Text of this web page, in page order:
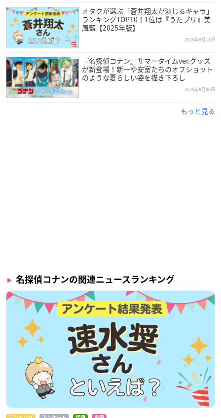
オタクが選ぶ「蒼井翔太が演じるキャラ」
ランキングTOP10！1位は『うたプリ』美
風藍【2025年版】
2025年8月11日
『名探偵コナン』サマータイムver.グッズ
が新登場！新一や安室たちのオフショット
のような夏らしい姿を描き下ろし
2025年8月08日
もっと見る
名探偵コナンの関連ニュースランキング